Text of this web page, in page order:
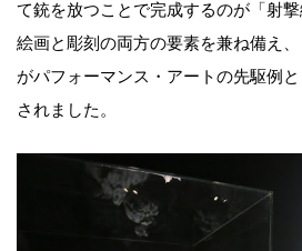
て銃を放つことで完成するのが「射撃
絵画と彫刻の両方の要素を兼ね備え
がパフォーマンス・アートの先駆例
されました。